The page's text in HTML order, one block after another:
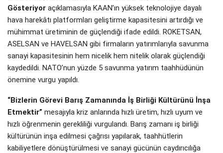
Gösteriyor açıklamasıyla KAAN’ın yüksek teknolojiye dayalı
hava harekâtı platformları geliştirme kapasitesini artırdığı ve
mühimmat üretiminin de güçlendiği ifade edildi. ROKETSAN,
ASELSAN ve HAVELSAN gibi firmaların yatırımlarıyla savunma
sanayi kapasitesinin hem nicelik hem nitelik olarak güçlendiği
kaydedildi. NATO’nun yüzde 5 savunma yatırım taahhüdünün
önemine vurgu yapıldı.
“Bizlerin Görevi Barış Zamanında İş Birliği Kültürünü İnşa
Etmektir” mesajıyla kriz anlarında hızlı üretim, hızlı uyum ve
hızlı öğrenmenin gerekliliği vurgulandı. Barış zamanı iş birliği
kültürünün inşa edilmesi çağrısı yapılarak, taahhütlerin
kabiliyetlere dönüştürülmesi ve sanayi gücünün caydırıcılığa